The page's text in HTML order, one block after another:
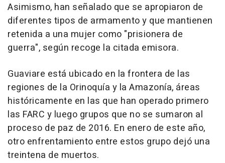
Asimismo, han señalado que se apropiaron de
diferentes tipos de armamento y que mantienen
retenida a una mujer como "prisionera de
guerra", según recoge la citada emisora.
Guaviare está ubicado en la frontera de las
regiones de la Orinoquía y la Amazonía, áreas
históricamente en las que han operado primero
las FARC y luego grupos que no se sumaron al
proceso de paz de 2016. En enero de este año,
otro enfrentamiento entre estos grupo dejó una
treintena de muertos.